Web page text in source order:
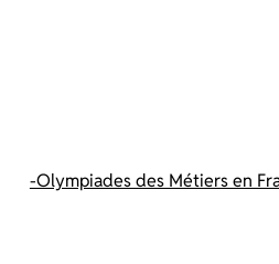
-Olympiades des Métiers en